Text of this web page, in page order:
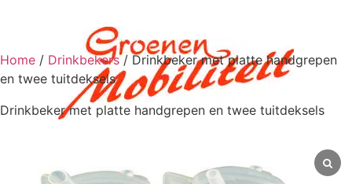
Home / Drinkbekers/ Drinkbeker met platte handgrepen
en twee tuitdeksels
Drinkbeker met platte handgrepen en twee tuitdeksels